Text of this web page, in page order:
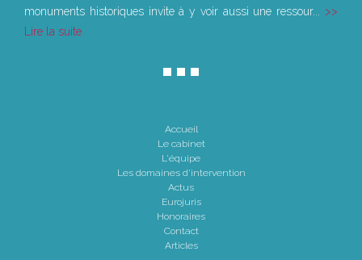
monuments historiques invite à y voir aussi une ressour...
Lire la suite
Accueil
Le cabinet
L'équipe
Les domaines d'intervention
Actus
Eurojuris
Honoraires
Contact
Articles